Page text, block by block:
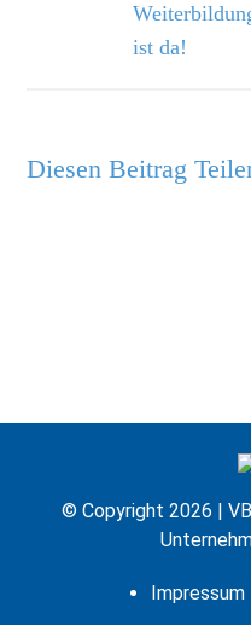
ist da!
Diesen Beitrag
© Copyright 2026 |
Impressum